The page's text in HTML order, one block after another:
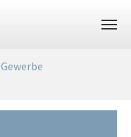
Gewerbe